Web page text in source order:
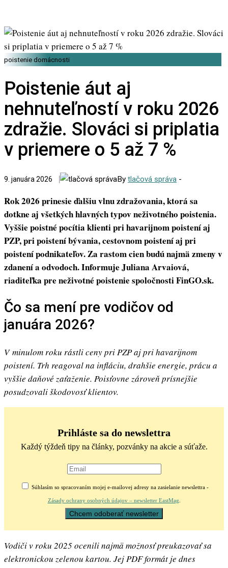
poistenie domácnosti
Poistenie áut aj
nehnuteľností v roku 2026
zdražie. Slováci si priplatia
v priemere o 5 až 7 %
9. januára 2026 By tlačová správa -
Rok 2026 prinesie ďalšiu vlnu zdražovania, ktorá sa
dotkne aj všetkých hlavných typov neživotného poistenia.
Vyššie poistné pocítia klienti pri havarijnom poistení aj
PZP, pri poistení bývania, cestovnom poistení aj pri
poistení podnikateľov. Za rastom cien budú najmä zmeny v
zdanení a odvodoch.Informuje Juliana Arvaiová,
riaditeľka pre neživotné poistenie spoločnosti FinGO.sk.
Čo sa mení pre vodičov od
januára 2026?
V minulom roku rástli ceny pri PZP aj pri havarijnom
poistení. Trh reagoval na infláciu, drahšie energie, prácu a
vyššie daňové zaťaženie. Poisťovne zároveň prísnejšie
posudzovali škodovosť klientov.
Prihláste sa do newslettra
Každý týždeň tipy na články, pozvánky na akcie a súťaže.
Súhlasím so spracovaním mojej e-mailovej adresy na zasielanie newslettra -
Zásady ochrany osobných údajov – newsletter EastMag
Vodiči v roku 2025 ocenili najmä možnosť preukazovať sa
elektronickou zelenou kartou. Jej PDF formát je dnes